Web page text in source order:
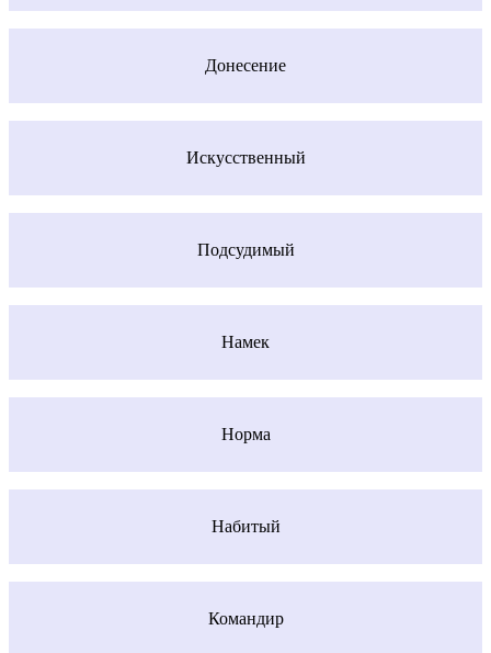
Донесение
Искусственный
Подсудимый
Намек
Норма
Набитый
Командир